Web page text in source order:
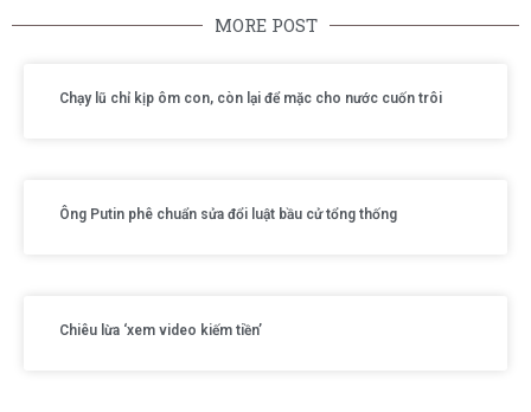
MORE POST
Chạy lũ chỉ kịp ôm con, còn lại để mặc cho nước cuốn trôi
Ông Putin phê chuẩn sửa đổi luật bầu cử tổng thống
Chiêu lừa ‘xem video kiếm tiền’